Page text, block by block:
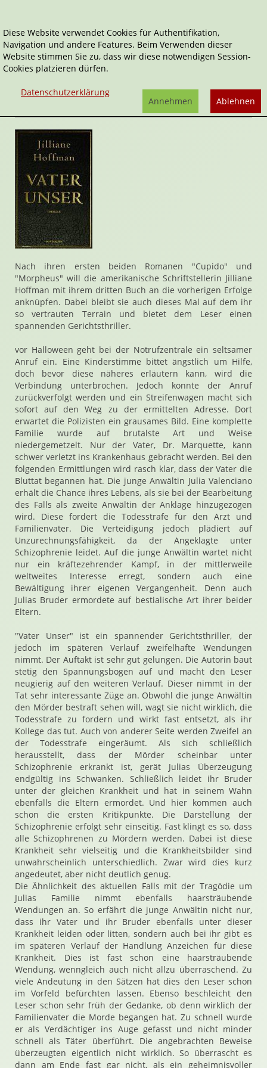
Home Belletristik Vater Unser
Vater Unser
Rezension von Janett Cernohuby | 27. Januar 2009
Nach ihren ersten beiden Romanen "Cupido" und
"Morpheus" will die amerikanische Schriftstellerin Jilliane
Hoffman mit ihrem dritten Buch an die vorherigen Erfolge
anknüpfen. Dabei bleibt sie auch dieses Mal auf dem ihr
so vertrauten Terrain und bietet dem Leser einen
spannenden Gerichtsthriller.
vor Halloween geht bei der Notrufzentrale ein seltsamer
Anruf ein. Eine Kinderstimme bittet ängstlich um Hilfe,
doch bevor diese näheres erläutern kann, wird die
Verbindung unterbrochen. Jedoch konnte der Anruf
zurückverfolgt werden und ein Streifenwagen macht sich
sofort auf den Weg zu der ermittelten Adresse. Dort
erwartet die Polizisten ein grausames Bild. Eine komplette
Familie wurde auf brutalste Art und Weise
niedergemetzelt. Nur der Vater, Dr. Marquette, kann
schwer verletzt ins Krankenhaus gebracht werden. Bei den
folgenden Ermittlungen wird rasch klar, dass der Vater die
Bluttat begannen hat. Die junge Anwältin Julia Valenciano
erhält die Chance ihres Lebens, als sie bei der Bearbeitung
des Falls als zweite Anwältin der Anklage hinzugezogen
wird. Diese fordert die Todesstrafe für den Arzt und
Familienvater. Die Verteidigung jedoch plädiert auf
Unzurechnungsfähigkeit, da der Angeklagte unter
Schizophrenie leidet. Auf die junge Anwältin wartet nicht
nur ein kräftezehrender Kampf, in der mittlerweile
weltweites Interesse erregt, sondern auch eine
Bewältigung ihrer eigenen Vergangenheit. Denn auch
Julias Bruder ermordete auf bestialische Art ihrer beider
Eltern.
"Vater Unser" ist ein spannender Gerichtsthriller, der
jedoch im späteren Verlauf zweifelhafte Wendungen
nimmt. Der Auftakt ist sehr gut gelungen. Die Autorin baut
stetig den Spannungsbogen auf und macht den Leser
neugierig auf den weiteren Verlauf. Dieser nimmt in der
Tat sehr interessante Züge an. Obwohl die junge Anwältin
den Mörder bestraft sehen will, wagt sie nicht wirklich, die
Todesstrafe zu fordern und wirkt fast entsetzt, als ihr
Kollege das tut. Auch von anderer Seite werden Zweifel an
der Todesstrafe eingeräumt. Als sich schließlich
herausstellt, dass der Mörder scheinbar unter
Schizophrenie erkrankt ist, gerät Julias Überzeugung
endgültig ins Schwanken. Schließlich leidet ihr Bruder
unter der gleichen Krankheit und hat in seinem Wahn
ebenfalls die Eltern ermordet. Und hier kommen auch
schon die ersten Kritikpunkte. Die Darstellung der
Schizophrenie erfolgt sehr einseitig. Fast klingt es so, dass
alle Schizophrenen zu Mördern werden. Dabei ist diese
Krankheit sehr vielseitig und die Krankheitsbilder sind
unwahrscheinlich unterschiedlich. Zwar wird dies kurz
angedeutet, aber nicht deutlich genug.
Die Ähnlichkeit des aktuellen Falls mit der Tragödie um
Julias Familie nimmt ebenfalls haarsträubende
Wendungen an. So erfährt die junge Anwältin nicht nur,
dass ihr Vater und ihr Bruder ebenfalls unter dieser
Krankheit leiden oder litten, sondern auch bei ihr gibt es
im späteren Verlauf der Handlung Anzeichen für diese
Krankheit. Dies ist fast schon eine haarsträubende
Wendung, wenngleich auch nicht allzu überraschend. Zu
viele Andeutung in den Sätzen hat dies den Leser schon
im Vorfeld befürchten lassen. Ebenso beschleicht den
Leser schon sehr früh der Gedanke, ob denn wirklich der
Familienvater die Morde begangen hat. Zu schnell wurde
er als Verdächtiger ins Auge gefasst und nicht minder
schnell als Täter überführt. Die angebrachten Beweise
überzeugten eigentlich nicht wirklich. So überrascht es
dann am Ende fast gar nicht, als ein geheimnisvoller
Diese Website verwendet Cookies für Authentifikation,
Navigation und andere Features. Beim Verwenden dieser
Website stimmen Sie zu, dass wir diese notwendigen Session-
Cookies platzieren dürfen.
Datenschutzerklärung
Ablehnen
Annehmen